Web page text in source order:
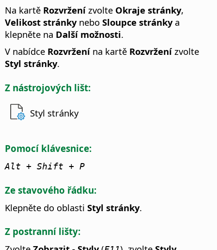
Na kartě Rozvrženízvolte Okraje stránky,
Velikost stránkynebo Sloupce stránkya
klepněte na Další možnosti.
V nabídce Rozvrženína kartě Rozvrženízvolte
Styl stránky.
Z nástrojových lišt:
Styl stránky
Pomocí klávesnice:
Alt + Shift + P
Ze stavového řádku:
Klepněte do oblasti Styl stránky.
Z postranní lišty: